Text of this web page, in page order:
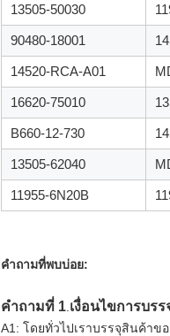
13505-50030
90480-18001
14520-RCA-A01
16620-75010
B660-12-730
13505-62040
11955-6N20B
คำถามที่พบบ่อย:
คำถามที่ 1 เงื่อนไขการบร
A1: โดยทั่วไปเราบรรจุสินค้าข